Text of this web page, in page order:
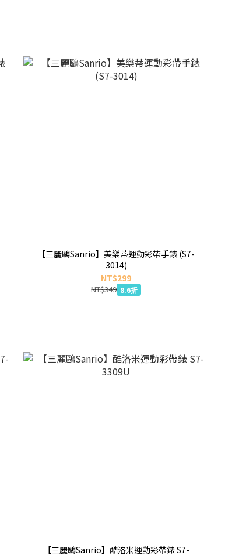
【三麗鷗Sanrio】美樂蒂運動彩帶手錶 (S7-
3014)
NT$299
NT$349 8.6折
【三麗鷗Sanrio】酷洛米運動彩帶錶 S7-